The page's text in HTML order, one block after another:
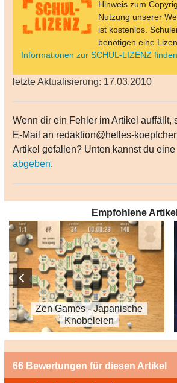
Hinweis zum
Nutzung unserer
ist kostenlos.
benötigen eine
Informationen zur SCHUL-LIZENZ
letzte Aktualisierung: 17.03.2010
Wenn dir ein Fehler im Artikel auffällt,
E-Mail an redaktion@helles-
Artikel gefallen? Unten kannst du eine
abgeben.
Empfohlene Artikel
Zen Games - Japanische
Knobeleien
66 Bewertungen für diesen Artikel